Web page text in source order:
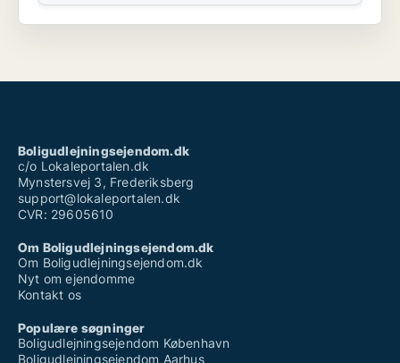
Boligudlejningsejendom.dk
c/o Lokaleportalen.dk
Mynstersvej 3, Frederiksberg
support@lokaleportalen.dk
CVR: 29605610
Om Boligudlejningsejendom.dk
Om Boligudlejningsejendom.dk
Nyt om ejendomme
Kontakt os
Populære søgninger
Boligudlejningsejendom København
Boligudlejningsejendom Aarhus